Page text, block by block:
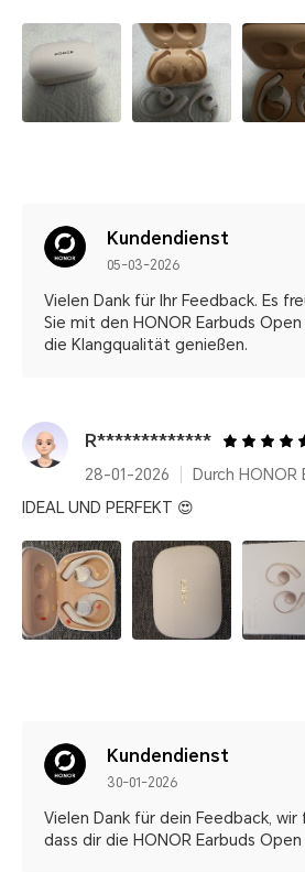
Kundendienst
05-03-2026
Vielen Dank für Ihr Feedback. Es
Sie mit den HONOR Earbuds
die Klangqualität genießen.
R*************
28-01-2026
IDEAL UND PERFEKT 😍
Kundendienst
30-01-2026
Vielen Dank für dein Feedback, wir
dass dir die HONOR Earbuds